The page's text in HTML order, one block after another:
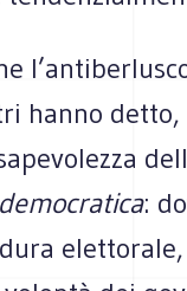
hanno detto,
: